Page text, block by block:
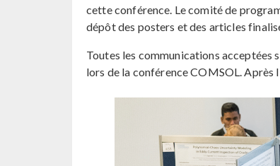
cette conférence. Le comité de
dépôt des posters et des articles
Toutes les communications
lors de la conférence COMSOL. Après